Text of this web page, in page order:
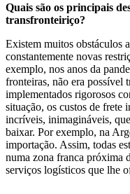
Quais são os principais
transfronteiriço?
Existem muitos obstáculos
constantemente novas
exemplo, nos anos da
fronteiras, não era possível
implementados rigorosos
situação, os custos de frete
incríveis, inimagináveis,
baixar. Por exemplo, na
importação. Assim, todas
numa zona franca próxima
serviços logísticos que lhe